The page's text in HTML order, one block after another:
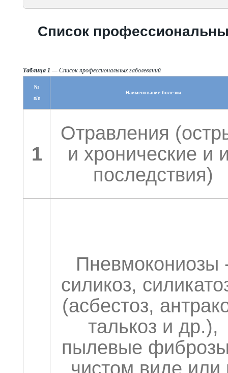
Список
Таблица 1 — Список профессиональных заболеваний
№
п/п
Наименование болезни
1
Отравления
и хронические и
последствия)
Пневмокониозы
силикоз,
(асбестоз,
талькоз и др.),
пылевые
чистом виде или